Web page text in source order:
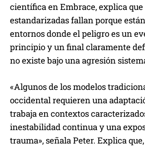
científica en Embrace, explica
estandarizadas fallan porque
entornos donde el peligro es un
principio y un final claramente
no existe bajo una agresión
«Algunos de los modelos
occidental requieren una
trabaja en contextos
inestabilidad continua y una
trauma», señala Peter. Explica